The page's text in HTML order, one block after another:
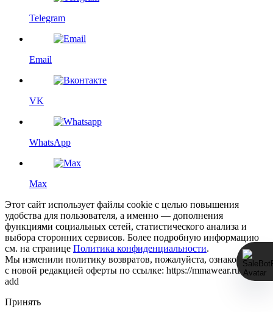
Telegram
Email
VK
WhatsApp
Max
Этот сайт использует файлы cookie с целью повышения
удобства для пользователя, а именно — дополнения
функциями социальных сетей, статистического анализа и
выбора сторонних сервисов. Более подробную информацию
см. на странице Политика конфиденциальности.
Мы изменили политику возвратов, пожалуйста, ознакомьтесь
с новой редакцией оферты по ссылке: https://mmawear.ru/return-
add
Принять